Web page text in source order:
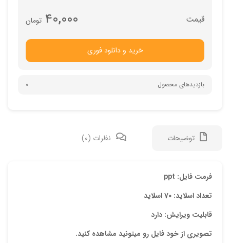
تومان 40,000
خرید و دانلود فوری
بازدیدهای محصول 0
توضیحات نظرات (0)
فرمت فایل: ppt
تعداد اسلاید: 70 اسلاید
قابلیت ویرایش: دارد
تصویری از خود فایل رو میتونید مشاهده کنید.